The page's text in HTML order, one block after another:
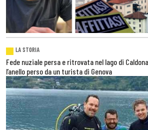
LA STORIA
Fede nuziale persa e ritrovata nel lago di
l’anello perso da un turista di Genova